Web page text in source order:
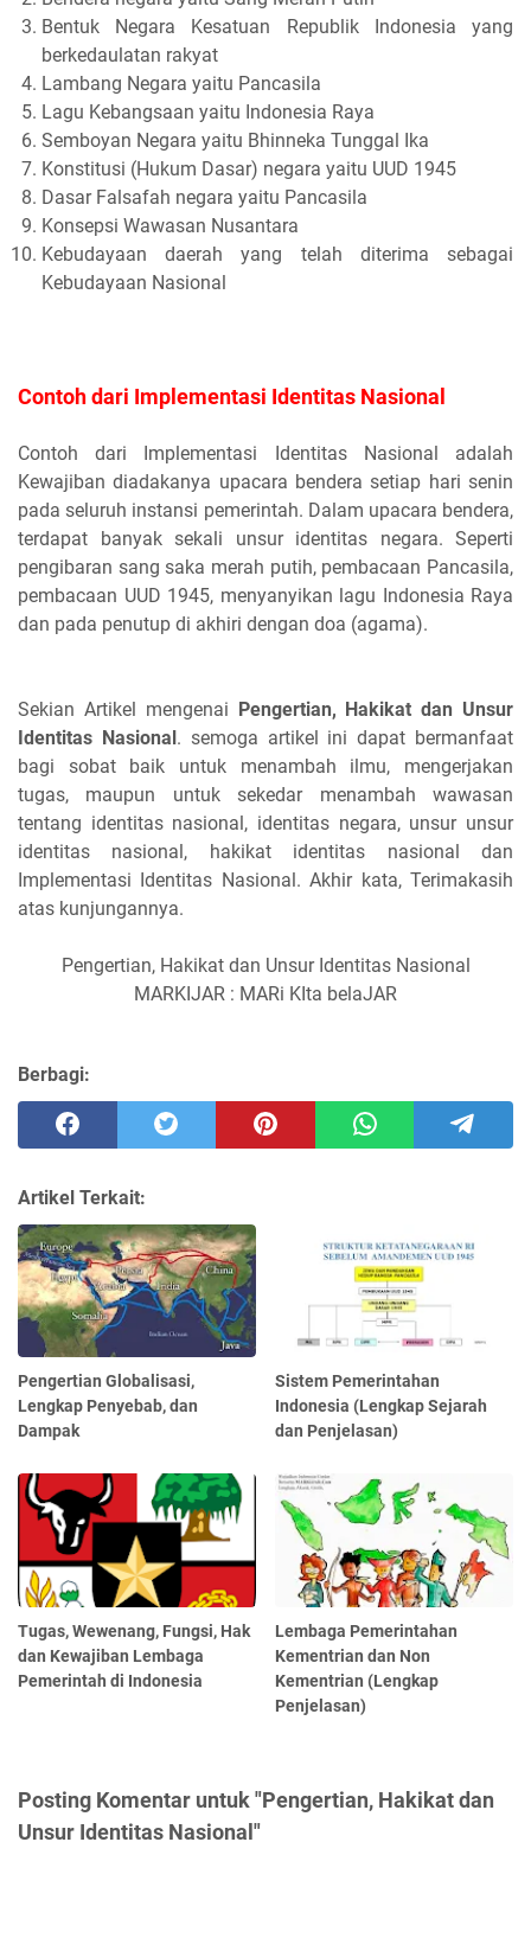
Bentuk Negara Kesatuan Republik Indonesia yang
berkedaulatan rakyat
Lambang Negara yaitu Pancasila
Lagu Kebangsaan yaitu Indonesia Raya
Semboyan Negara yaitu Bhinneka Tunggal Ika
Konstitusi (Hukum Dasar) negara yaitu UUD 1945
Dasar Falsafah negara yaitu Pancasila
Konsepsi Wawasan Nusantara
Kebudayaan daerah yang telah diterima sebagai
Kebudayaan Nasional
Contoh dari Implementasi Identitas Nasional
Contoh dari Implementasi Identitas Nasional adalah
Kewajiban diadakanya upacara bendera setiap hari senin
pada seluruh instansi pemerintah. Dalam upacara bendera,
terdapat banyak sekali unsur identitas negara. Seperti
pengibaran sang saka merah putih, pembacaan Pancasila,
pembacaan UUD 1945, menyanyikan lagu Indonesia Raya
dan pada penutup di akhiri dengan doa (agama).
Sekian Artikel mengenai Pengertian, Hakikat dan Unsur
Identitas Nasional. semoga artikel ini dapat bermanfaat
bagi sobat baik untuk menambah ilmu, mengerjakan
tugas, maupun untuk sekedar menambah wawasan
tentang identitas nasional, identitas negara, unsur unsur
identitas nasional, hakikat identitas nasional dan
Implementasi Identitas Nasional. Akhir kata, Terimakasih
atas kunjungannya.
Pengertian, Hakikat dan Unsur Identitas Nasional
MARKIJAR : MARi KIta belaJAR
Berbagi:
Artikel Terkait:
Pengertian Globalisasi,
Lengkap Penyebab, dan
Dampak
Sistem Pemerintahan
Indonesia (Lengkap Sejarah
dan Penjelasan)
Tugas, Wewenang, Fungsi, Hak
dan Kewajiban Lembaga
Pemerintah di Indonesia
Lembaga Pemerintahan
Kementrian dan Non
Kementrian (Lengkap
Penjelasan)
Posting Komentar untuk "Pengertian, Hakikat dan
Unsur Identitas Nasional"